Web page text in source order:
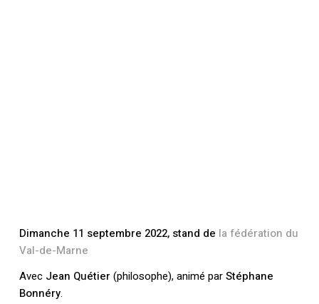
Dimanche 11 septembre 2022, stand de la fédération du
Val-de-Marne
Avec Jean Quétier (philosophe), animé parStéphane
Bonnéry.